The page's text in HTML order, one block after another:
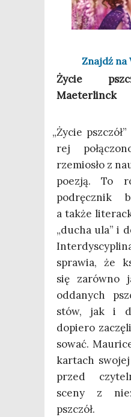
Znajdź na
Życie
Maeterlinck
„Życie
rej
rze­mio­sło z
poezją. To
pod­ręcz­nik
a tak­że
„ducha ula” i
spra­wia, że
się zarów­no
odda­nych
stów, jak i
dopie­ro
so­wać.
kar­tach
przed
sce­ny z
pszczół.